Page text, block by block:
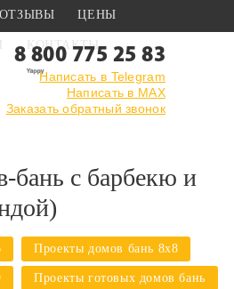
ОТЗЫВЫ ЦЕНЫ
КОНТАКТЫ
8 800 775 25 83
Написать в Telegram
Написать в MAX
Заказать обратный звонок
домов-бань ›
С барбекю и
бань с барбекю и
Проекты домов бань 8х8
Проекты готовых домов бань